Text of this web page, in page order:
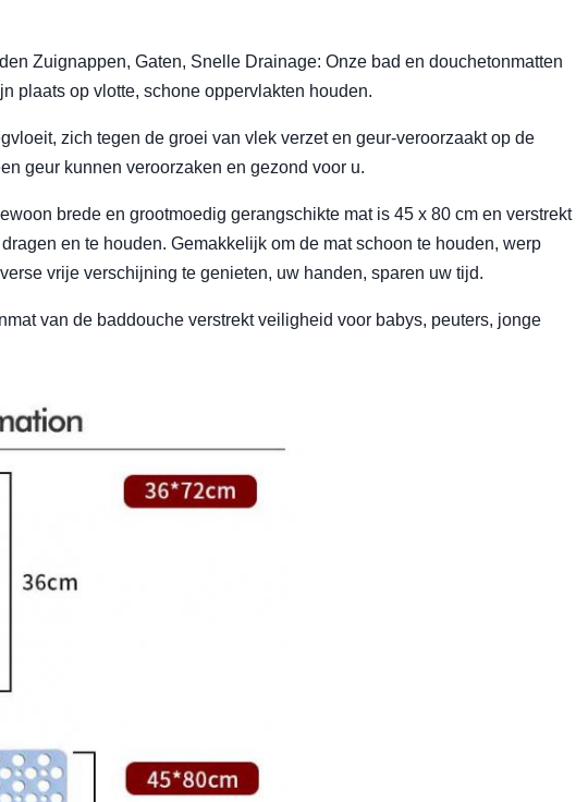
Zuignappen, Gaten, Snelle Drainage: Onze bad en douchetonmatten
plaats op vlotte, schone oppervlakten houden.
zich tegen de groei van vlek verzet en geur-veroorzaakt op de
geur kunnen veroorzaken en gezond voor u.
brede en grootmoedig gerangschikte mat is 45 x 80 cm en verstrekt
en te houden. Gemakkelijk om de mat schoon te houden, werp
vrije verschijning te genieten, uw handen, sparen uw tijd.
van de baddouche verstrekt veiligheid voor babys, peuters, jonge